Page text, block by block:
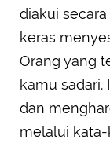
diakui
keras
Orang yang
kamu sadari.
dan
melalui